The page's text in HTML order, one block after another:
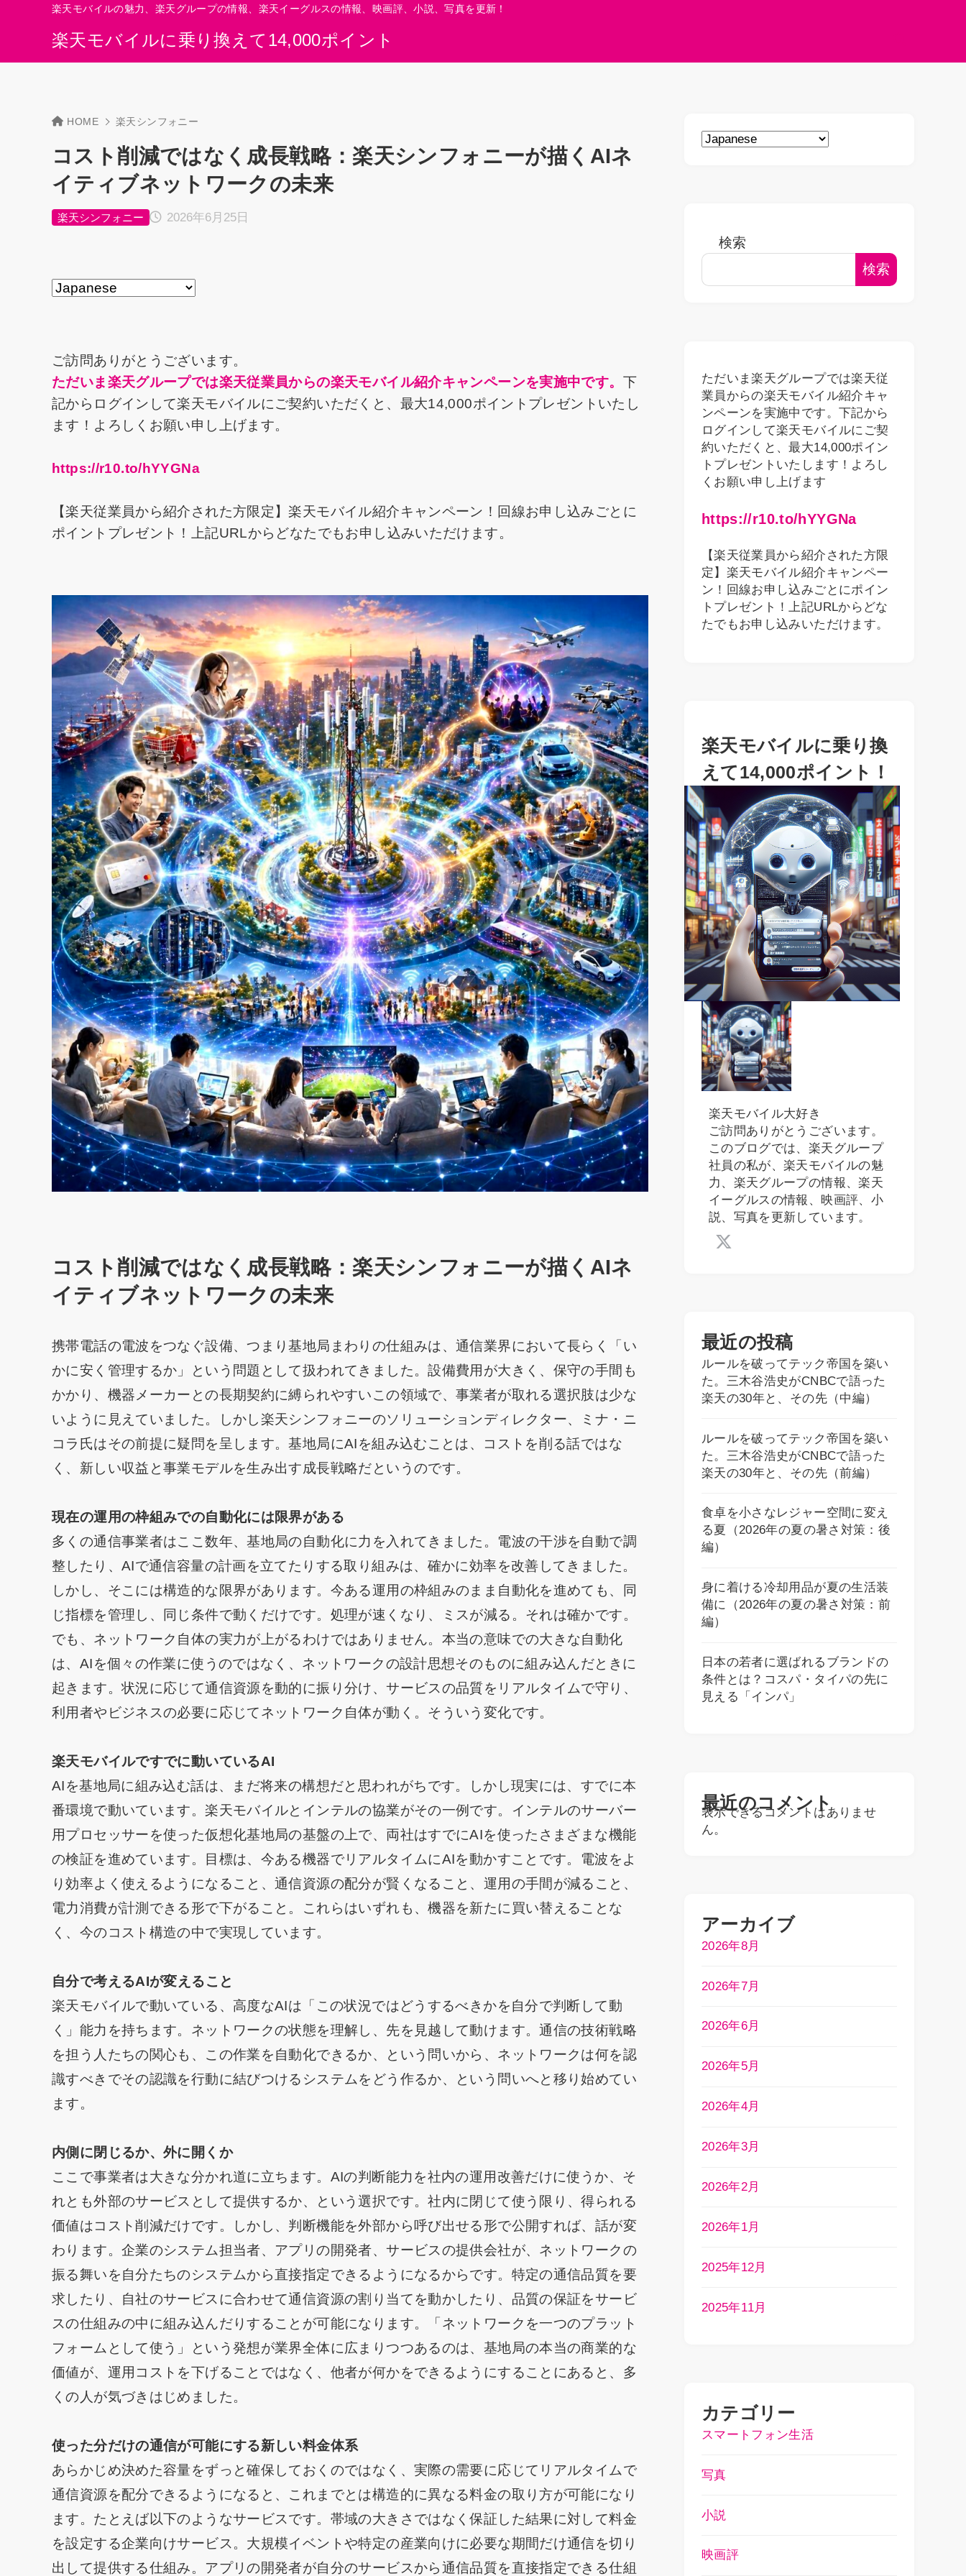
楽天モバイルに乗り換えて14,000ポイント
楽天モバイルの魅力、楽天グループの情報、楽天イーグルスの情報、映画評、小説、写真を更新！
HOME 楽天シンフォニー
コスト削減ではなく成長戦略：楽天シンフォニーが描くAIネ
イティブネットワークの未来
2026年6月25日
楽天シンフォニー
ご訪問ありがとうございます。
ただいま楽天グループでは楽天従業員からの楽天モバイル紹介キャンペーンを実施中です。 下
記からログインして楽天モバイルにご契約いただくと、最大14,000ポイントプレゼントいたし
ます！よろしくお願い申し上げます。
https://r10.to/hYYGNa
【楽天従業員から紹介された方限定】楽天モバイル紹介キャンペーン！回線お申し込みごとに
ポイントプレゼント！上記URLからどなたでもお申し込みいただけます。
コスト削減ではなく成長戦略：楽天シンフォニーが描くAIネ
イティブネットワークの未来
携帯電話の電波をつなぐ設備、つまり基地局まわりの仕組みは、通信業界において長らく「い
かに安く管理するか」という問題として扱われてきました。設備費用が大きく、保守の手間も
かかり、機器メーカーとの長期契約に縛られやすいこの領域で、事業者が取れる選択肢は少な
いように見えていました。しかし楽天シンフォニーのソリューションディレクター、ミナ・ニ
コラ氏はその前提に疑問を呈します。基地局にAIを組み込むことは、コストを削る話ではな
く、新しい収益と事業モデルを生み出す成長戦略だというのです。
現在の運用の枠組みでの自動化には限界がある
多くの通信事業者はここ数年、基地局の自動化に力を入れてきました。電波の干渉を自動で調
整したり、AIで通信容量の計画を立てたりする取り組みは、確かに効率を改善してきました。
しかし、そこには構造的な限界があります。今ある運用の枠組みのまま自動化を進めても、同
じ指標を管理し、同じ条件で動くだけです。処理が速くなり、ミスが減る。それは確かです。
でも、ネットワーク自体の実力が上がるわけではありません。本当の意味での大きな自動化
は、AIを個々の作業に使うのではなく、ネットワークの設計思想そのものに組み込んだときに
起きます。状況に応じて通信資源を動的に振り分け、サービスの品質をリアルタイムで守り、
利用者やビジネスの必要に応じてネットワーク自体が動く。そういう変化です。
楽天モバイルですでに動いているAI
AIを基地局に組み込む話は、まだ将来の構想だと思われがちです。しかし現実には、すでに本
番環境で動いています。楽天モバイルとインテルの協業がその一例です。インテルのサーバー
用プロセッサーを使った仮想化基地局の基盤の上で、両社はすでにAIを使ったさまざまな機能
の検証を進めています。目標は、今ある機器でリアルタイムにAIを動かすことです。電波をよ
り効率よく使えるようになること、通信資源の配分が賢くなること、運用の手間が減ること、
電力消費が計測できる形で下がること。これらはいずれも、機器を新たに買い替えることな
く、今のコスト構造の中で実現しています。
自分で考えるAIが変えること
楽天モバイルで動いている、高度なAIは「この状況ではどうするべきかを自分で判断して動
く」能力を持ちます。ネットワークの状態を理解し、先を見越して動けます。通信の技術戦略
を担う人たちの関心も、この作業を自動化できるか、という問いから、ネットワークは何を認
識すべきでその認識を行動に結びつけるシステムをどう作るか、という問いへと移り始めてい
ます。
内側に閉じるか、外に開くか
ここで事業者は大きな分かれ道に立ちます。AIの判断能力を社内の運用改善だけに使うか、そ
れとも外部のサービスとして提供するか、という選択です。社内に閉じて使う限り、得られる
価値はコスト削減だけです。しかし、判断機能を外部から呼び出せる形で公開すれば、話が変
わります。企業のシステム担当者、アプリの開発者、サービスの提供会社が、ネットワークの
振る舞いを自分たちのシステムから直接指定できるようになるからです。特定の通信品質を要
求したり、自社のサービスに合わせて通信資源の割り当てを動かしたり、品質の保証をサービ
スの仕組みの中に組み込んだりすることが可能になります。「ネットワークを一つのプラット
フォームとして使う」という発想が業界全体に広まりつつあるのは、基地局の本当の商業的な
価値が、運用コストを下げることではなく、他者が何かをできるようにすることにあると、多
くの人が気づきはじめました。
使った分だけの通信が可能にする新しい料金体系
あらかじめ決めた容量をずっと確保しておくのではなく、実際の需要に応じてリアルタイムで
通信資源を配分できるようになると、これまでとは構造的に異なる料金の取り方が可能になり
ます。たとえば以下のようなサービスです。帯域の大きさではなく保証した結果に対して料金
を設定する企業向けサービス。大規模イベントや特定の産業向けに必要な期間だけ通信を切り
出して提供する仕組み。アプリの開発者が自分のサービスから通信品質を直接指定できる仕組
検索
検索
ただいま楽天グループでは楽天従
業員からの楽天モバイル紹介キャ
ンペーンを実施中です。下記から
ログインして楽天モバイルにご契
約いただくと、最大14,000ポイン
トプレゼントいたします！よろし
くお願い申し上げます
https://r10.to/hYYGNa
【楽天従業員から紹介された方限
定】楽天モバイル紹介キャンペー
ン！回線お申し込みごとにポイン
トプレゼント！上記URLからどな
たでもお申し込みいただけます。
楽天モバイルに乗り換
えて14,000ポイント！
楽天モバイル大好き
ご訪問ありがとうございます。
このブログでは、楽天グループ
社員の私が、楽天モバイルの魅
力、楽天グループの情報、楽天
イーグルスの情報、映画評、小
説、写真を更新しています。
最近の投稿
ルールを破ってテック帝国を築い
た。三木谷浩史がCNBCで語った
楽天の30年と、その先（中編）
ルールを破ってテック帝国を築い
た。三木谷浩史がCNBCで語った
楽天の30年と、その先（前編）
食卓を小さなレジャー空間に変え
る夏（2026年の夏の暑さ対策：後
編）
身に着ける冷却用品が夏の生活装
備に（2026年の夏の暑さ対策：前
編）
日本の若者に選ばれるブランドの
条件とは？コスパ・タイパの先に
見える「インパ」
最近のコメント
表示できるコメントはありませ
ん。
アーカイブ
2026年8月
2026年7月
2026年6月
2026年5月
2026年4月
2026年3月
2026年2月
2026年1月
2025年12月
2025年11月
カテゴリー
スマートフォン生活
写真
小説
映画評